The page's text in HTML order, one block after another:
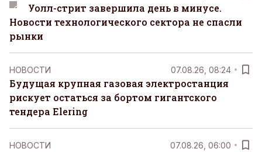
Уолл-стрит завершила день в минусе.
Новости технологического сектора не спасли
рынки
НОВОСТИ 07.08.26, 08:24
Будущая крупная газовая электростанция
рискует остаться за бортом гигантского
тендера Elering
НОВОСТИ 07.08.26, 06:00